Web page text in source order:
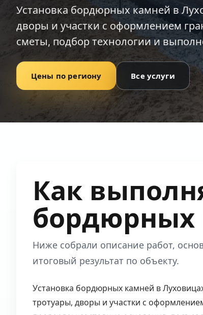
Установка бордюрных камней в
дворы и участки с оформлением
сметы, подбор технологии и
Цены по региону Все услуги
Как
бордюрных
Ниже собрали описание работ,
итоговый результат по объекту.
Установка бордюрных камней в
тротуары, дворы и участки с